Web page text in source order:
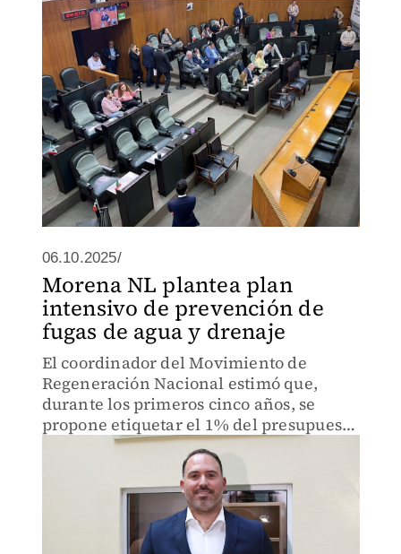
06.10.2025/
Morena NL plantea plan
intensivo de prevención de
fugas de agua y drenaje
El coordinador del Movimiento de
Regeneración Nacional estimó que,
durante los primeros cinco años, se
propone etiquetar el 1% del presupuesto
de egresos del Estado.